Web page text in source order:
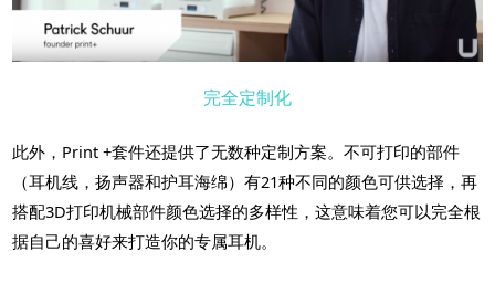
完全定制化
此外，Print +套件还提供了无数种定制方案。不可打印的部件
（耳机线，扬声器和护耳海绵）有21种不同的颜色可供选择，再
搭配3D打印机械部件颜色选择的多样性，这意味着您可以完全根
据自己的喜好来打造你的专属耳机。